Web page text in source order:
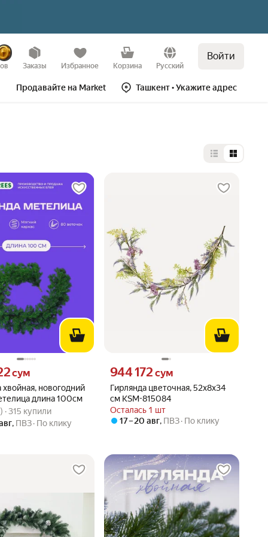
Заказы Избранное Корзина Русский
Войти
Продавайте на Market Ташкент• Укажите адрес
Выбор типа
хвойная, новогодний
длина 100см
сум вместо
сум
4.6 из 5
· 315 купили
· 315 купили
, ПВЗ По клику
Гирлянда цветочная, 52х8х34
см KSM-815084
Осталась 1 шт
Цена 944172 сум вместо
944 172 сум
17 – 20 авг, ПВЗ По клику